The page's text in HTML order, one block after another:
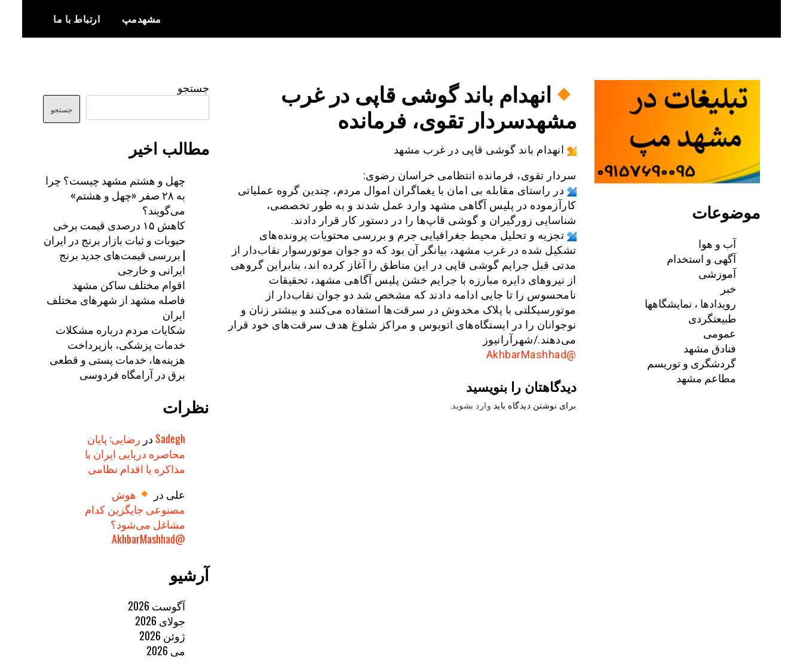
content
مشهدمپ ارتباط با ما
انهدام باند گوشی قاپی در غرب
مشهدسردار تقوی، فرمانده
انهدام باند گوشی قاپی در غرب مشهد
سردار تقوی، فرمانده انتظامی خراسان رضوی:
در راستای مقابله بی امان با یغماگران اموال مردم، چندین گروه عملیاتی
کارآزموده در پلیس آگاهی مشهد وارد عمل شدند و به طور تخصصی،
شناسایی زورگیران و گوشی قاپ‌ها را در دستور کار قرار دادند.
تجزیه و تحلیل محیط جغرافیایی جرم و بررسی محتویات پرونده‌های
تشکیل شده در غرب مشهد، بیانگر آن بود که دو جوان موتورسوار نقاب‌دار از
مدتی قبل جرایم گوشی قاپی در این مناطق را آغاز کرده اند، بنابراین گروهی
از نیرو‌های دایره مبارزه با جرایم خشن پلیس آگاهی مشهد، تحقیقات
نامحسوس را تا جایی ادامه دادند که مشخص شد دو جوان نقاب‌دار از
موتورسیکلتی با پلاک مخدوش در سرقت‌ها استفاده می‌کنند و بیشتر زنان و
نوجوانان را در ایستگاه‌های اتوبوس و مراکز شلوغ هدف سرقت‌های خود قرار
می‌دهند./شهرآرانیوز
@AkhbarMashhad
دیدگاهتان را بنویسید
برای نوشتن دیدگاه باید وارد بشوید
جستجو
جستجو
مطالب اخیر
چهل و هشتم مشهد چیست؟ چرا
به ۲۸ صفر «چهل و هشتم»
می‌گویند؟
کاهش ۱۵ درصدی قیمت برخی
حبوبات و ثبات بازار برنج در ایران
| بررسی قیمت‌های جدید برنج
ایرانی و خارجی
اقوام مختلف ساکن مشهد
فاصله مشهد از شهرهای مختلف
ایران
شکایات مردم درباره مشکلات
خدمات پزشکی، بازپرداخت
هزینه‌ها، خدمات پستی و قطعی
برق در آرامگاه فردوسی
نظرات
Sadegh در رضایی: پایان
محاصره دریایی ایران با
مذاکره یا اقدام نظامی
علی در
هوش
مصنوعی جایگزین کدام
مشاغل می‌شود؟
@AkhbarMashhad
آرشیو
آگوست 2026
جولای 2026
ژوئن 2026
می 2026
موضوعات
آب و هوا
آگهی و استخدام
آموزشی
خبر
رویدادها ، نمایشگاهها
طبیعتگردی
عمومی
فنادق مشهد
گردشگری و توریسم
مطاعم مشهد